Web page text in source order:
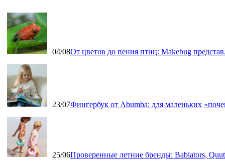
04/08От цветов до пения птиц: Makebug
23/07Фингербук от Abumba: для маленьких
25/06Проверенные летние бренды: Babiators,